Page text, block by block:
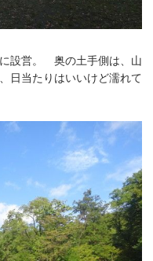
設営。 奥の土手側は、山
日当たりはいいけど濡れて